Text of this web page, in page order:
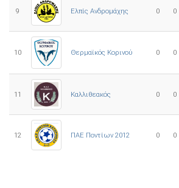
9 Ελπίς Ανδρομάχης 0 0
10 Θερμαϊκός Κορινού 0 0
11 Καλλιθεακός 0 0
12 ΠΑΕ Ποντίων 2012 0 0